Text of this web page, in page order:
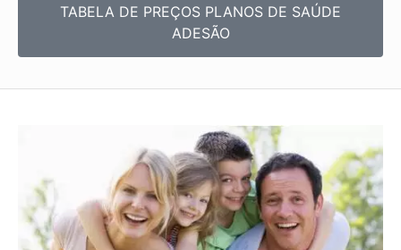
TABELA DE PREÇOS PLANOS DE SAÚDE
ADESÃO